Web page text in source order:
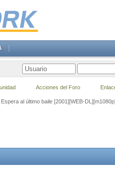
al último baile [2001][WEB-
Acciones del Foro